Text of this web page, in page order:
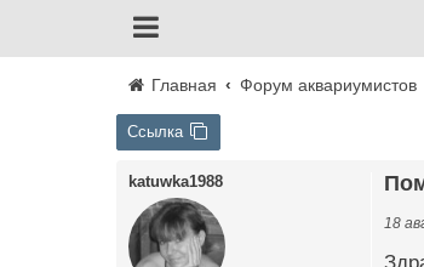
Главная Форум аквариумистов
Ссылка
katuwka1988
18